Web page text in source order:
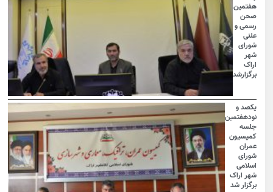
هفتمین
صحن
رسمی و
علنی
شورای
شهر
اراک
برگزارشد
یکصد و
نودهفتمین
جلسه
کمیسیون
عمران
شورای
اسلامی
شهر اراک
برگزار شد